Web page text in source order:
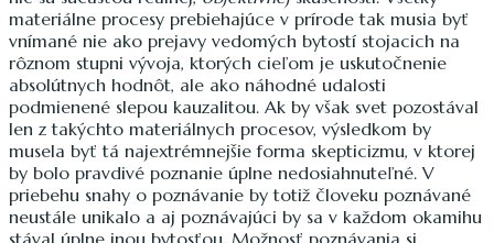
materiálne procesy prebiehajúce v prírode tak musia byť
vnímané nie ako prejavy vedomých bytostí stojacich na
rôznom stupni vývoja, ktorých cieľom je uskutočnenie
absolútnych hodnôt, ale ako náhodné udalosti
podmienené slepou kauzalitou. Ak by však svet pozostával
len z takýchto materiálnych procesov, výsledkom by
musela byť tá najextrémnejšie forma skepticizmu, v ktorej
by bolo pravdivé poznanie úplne nedosiahnuteľné. V
priebehu snahy o poznávanie by totiž človeku poznávané
neustále unikalo a aj poznávajúci by sa v každom okamihu
stával úplne inou bytosťou. Možnosť poznávania si